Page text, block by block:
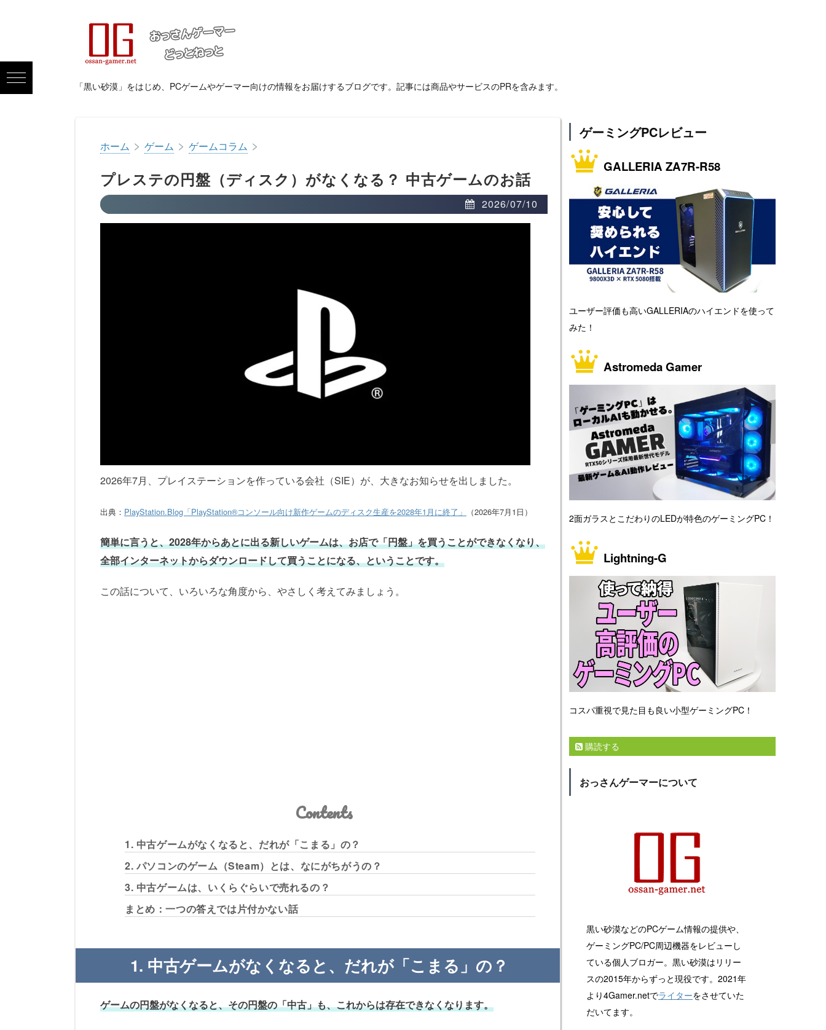
「黒い砂漠」をはじめ、PCゲームやゲーマー向けの情報をお届けするブログです。記事には商品やサービスのPRを含みます。
ホーム > ゲーム > ゲームコラム >
プレステの円盤（ディスク）がなくなる？ 中古ゲームのお話
2026/07/10
2026年7月、プレイステーションを作っている会社（SIE）が、大きなお知らせを出しました。
出典： PlayStation.Blog「PlayStation®コンソール向け新作ゲームのディスク生産を2028年1月に終了」 （2026年7月1日）
簡単に言うと、2028年からあとに出る新しいゲームは、お店で「円盤」を買うことができなくなり、
全部インターネットからダウンロードして買うことになる、ということです。
この話について、いろいろな角度から、やさしく考えてみましょう。
Contents
1. 中古ゲームがなくなると、だれが「こまる」の？
2. パソコンのゲーム（Steam）とは、なにがちがうの？
3. 中古ゲームは、いくらぐらいで売れるの？
まとめ：一つの答えでは片付かない話
1. 中古ゲームがなくなると、だれが「こまる」の？
ゲームの円盤がなくなると、その円盤の「中古」も、これからは存在できなくなります。
ゲーミングPCレビュー
GALLERIA ZA7R-R58
ユーザー評価も高いGALLERIAのハイエンドを使って
みた！
Astromeda Gamer
2面ガラスとこだわりのLEDが特色のゲーミングPC！
Lightning-G
コスパ重視で見た目も良い小型ゲーミングPC！
購読する
おっさんゲーマーについて
黒い砂漠などのPCゲーム情報の提供や、
ゲーミングPC/PC周辺機器をレビューし
ている個人ブロガー。黒い砂漠はリリー
スの2015年からずっと現役です。2021年
より4Gamer.netでライターをさせていた
だいてます。